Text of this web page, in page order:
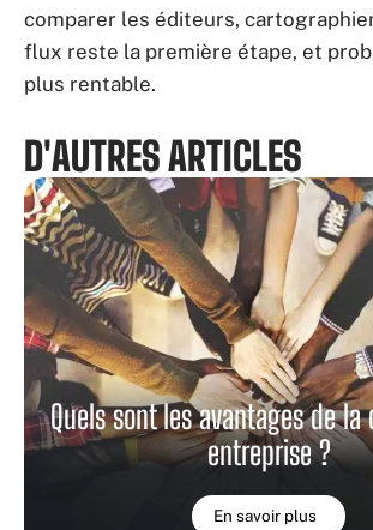
comparer les éditeurs,
flux reste la première étape, et
plus rentable.
D'AUTRES ARTICLES
Quels sont les avantages de
entreprise ?
En savoir plus